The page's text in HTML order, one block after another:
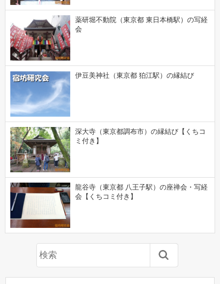
薬研堀不動院（東京都 東日本橋駅）の写経
会
伊豆美神社（東京都 狛江駅）の縁結び
深大寺（東京都調布市）の縁結び【くちコ
ミ付き】
龍谷寺（東京都 八王子駅）の座禅会・写経
会【くちコミ付き】